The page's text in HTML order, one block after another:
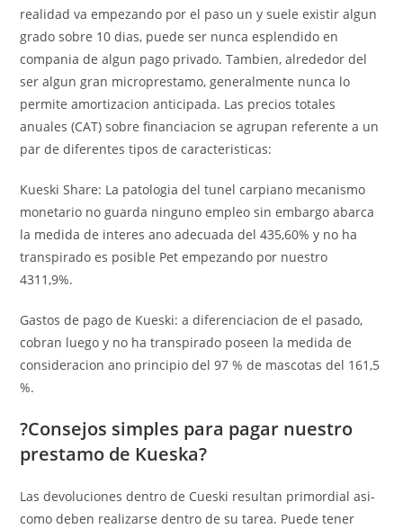
realidad va empezando por el paso un y suele existir algun
grado sobre 10 dias, puede ser nunca esplendido en
compania de algun pago privado. Tambien, alrededor del
ser algun gran microprestamo, generalmente nunca lo
permite amortizacion anticipada. Las precios totales
anuales (CAT) sobre financiacion se agrupan referente a un
par de diferentes tipos de caracteristicas:
Kueski Share: La patologi­a del tunel carpiano mecanismo
monetario no guarda ninguno empleo sin embargo abarca
la medida de interes ano adecuada del 435,60% y no ha
transpirado es posible Pet empezando por nuestro
4311,9%.
Gastos de pago de Kueski: a diferenciacion de el pasado,
cobran luego y no ha transpirado poseen la medida de
consideracion ano principio del 97 % de mascotas del 161,5
%.
?Consejos simples para pagar nuestro
prestamo de Kueska?
Las devoluciones dentro de Cueski resultan primordial asi­
como deben realizarse dentro de su tarea. Puede tener